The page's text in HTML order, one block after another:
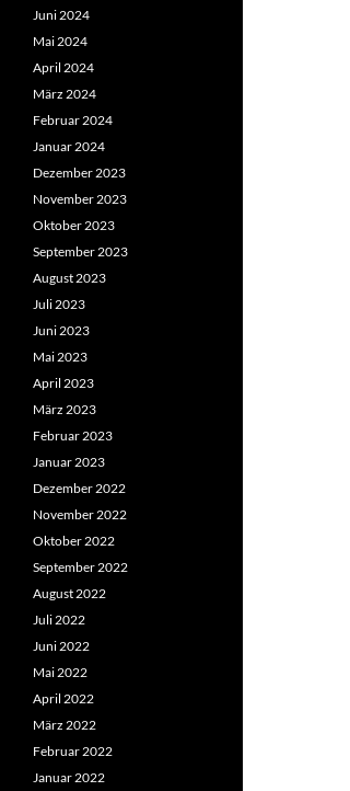
Juni 2024
Mai 2024
April 2024
März 2024
Februar 2024
Januar 2024
Dezember 2023
November 2023
Oktober 2023
September 2023
August 2023
Juli 2023
Juni 2023
Mai 2023
April 2023
März 2023
Februar 2023
Januar 2023
Dezember 2022
November 2022
Oktober 2022
September 2022
August 2022
Juli 2022
Juni 2022
Mai 2022
April 2022
März 2022
Februar 2022
Januar 2022